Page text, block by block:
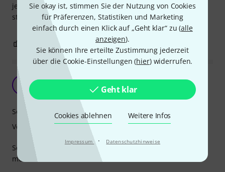
Sie okay ist, stimmen Sie der Nutzung von Cookies
für Präferenzen, Statistiken und Marketing
einfach durch einen Klick auf „Geht klar“ zu (alle
anzeigen).
Sie können Ihre erteilte Zustimmung jederzeit
über die Cookie-Einstellungen (hier) widerrufen.
Geht klar
Cookies ablehnen Weitere Infos
Impressum · Datenschutzhinweise
jedoch löst sich die Gummilippe bei unserer Trommel
ständig ab.
0 BEWERTUNG MELDEN
Schöne und robuste Framedrum
DaPaddy 31.05.2026
Schöne und robuste Framedrum. Wir haben bereits
mehrere Farben und Größen.
Sound
Verarbeitung